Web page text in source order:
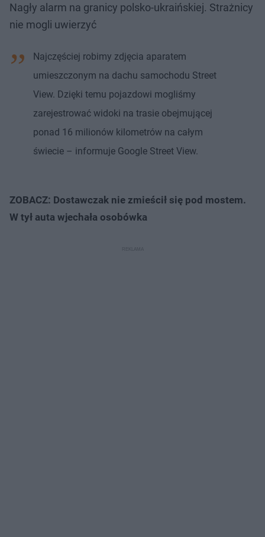
Nagły alarm na granicy polsko-ukraińskiej. Strażnicy
nie mogli uwierzyć
Najczęściej robimy zdjęcia aparatem
umieszczonym na dachu samochodu Street
View. Dzięki temu pojazdowi mogliśmy
zarejestrować widoki na trasie obejmującej
ponad 16 milionów kilometrów na całym
świecie – informuje Google Street View.
ZOBACZ: Dostawczak nie zmieścił się pod mostem.
W tył auta wjechała osobówka